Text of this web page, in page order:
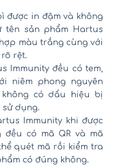
được in đậm và không
tên sản phẩm Hartus
màu trắng cùng với
rệt.
Immunity đều có tem,
niêm phong nguyên
có dấu hiệu bị
sử dụng.
Immunity khi được
có mã QR và mã
quét mã rồi kiểm tra
có đúng không.